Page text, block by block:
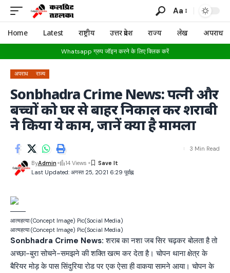
Aa
Home Latest राष्ट्रीय उत्तर प्रदेश राज्य लेख अपराध
Whatsapp ग्रुप जॉइन करने के लिए क्लिक करें
अपराध राज्य
Sonbhadra Crime News: पत्नी और
बच्चों को घर से बाहर निकाल कर शराबी
ने किया ये काम, जानें क्या है मामला
Last Updated: अगस्त 25, 2021 6:29 पूर्वाह्न
ByAdmin 14 Views
3 Min Read
आत्महत्या (Concept Image) Pic(social Media)
आत्महत्या (Concept Image) Pic(social Media)
Sonbhadra Crime News: शराब का नशा जब सिर चढ़कर बोलता है तो
अच्छा-बुरा सोचने-समझने की शक्ति खत्म कर देता है। चोपन थाना क्षेत्र के
बैरियर मोड़ के पास सिंदुरिया रोड पर एक ऐसा ही वाकया सामने आया। चोपन के